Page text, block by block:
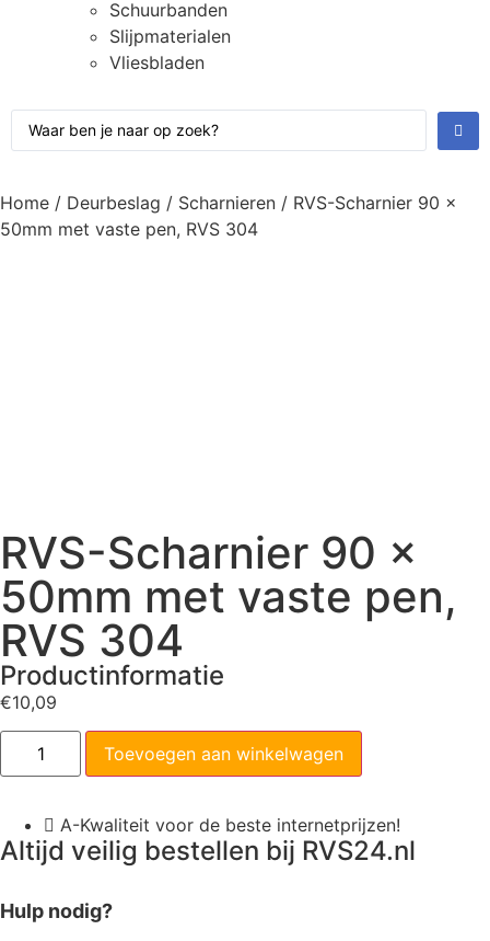
Schuurbanden
Slijpmaterialen
Vliesbladen
Home / Deurbeslag / Scharnieren / RVS-Scharnier 90 x
50mm met vaste pen, RVS 304
RVS-Scharnier 90 x
50mm met vaste pen,
RVS 304
Productinformatie
€10,09
Toevoegen aan winkelwagen
A-Kwaliteit voor de beste internetprijzen!
Altijd veilig bestellen bij RVS24.nl
Hulp nodig?